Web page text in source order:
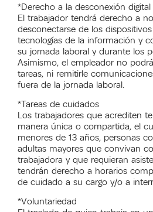
*Derecho a la desconexión digital
El trabajador tendrá derecho a
desconectarse de los
tecnologías de la información y
su jornada laboral y durante los
Asimismo, el empleador no
tareas, ni remitirle
fuera de la jornada laboral.
*Tareas de cuidados
Los trabajadores que acrediten
manera única o compartida, el
menores de 13 años, personas
adultas mayores que convivan
trabajadora y que requieran
tendrán derecho a horarios
de cuidado a su cargo y/o a
*Voluntariedad